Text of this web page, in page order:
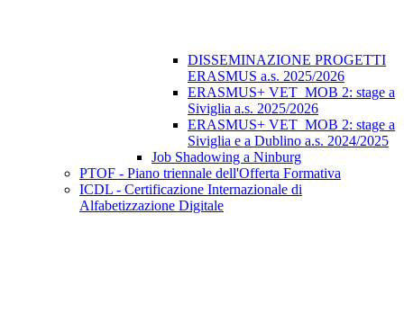
DISSEMINAZIONE PROGETTI
ERASMUS a.s. 2025/2026
ERASMUS+ VET_MOB 2: stage a
Siviglia a.s. 2025/2026
ERASMUS+ VET_MOB 2: stage a
Siviglia e a Dublino a.s. 2024/2025
Job Shadowing a Ninburg
PTOF - Piano triennale dell'Offerta Formativa
ICDL - Certificazione Internazionale di
Alfabetizzazione Digitale